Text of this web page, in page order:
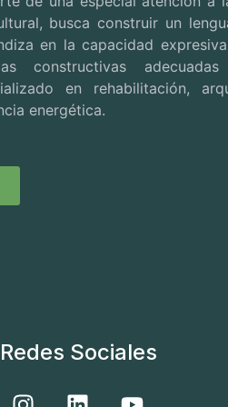
busca construir un
en la capacidad
constructivas
en rehabilitación,
energética.
Redes Sociales